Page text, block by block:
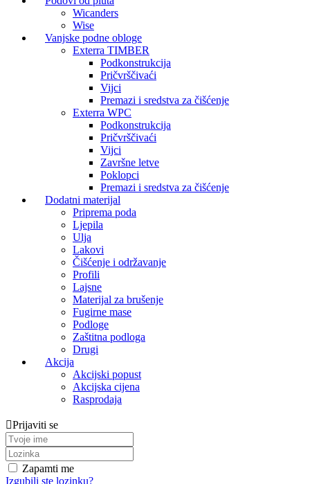
Wicanders
Wise
Vanjske podne obloge
Exterra TIMBER
Podkonstrukcija
Pričvrščivaći
Vijci
Premazi i sredstva za čišćenje
Exterra WPC
Podkonstrukcija
Pričvrščivaći
Vijci
Završne letve
Poklopci
Premazi i sredstva za čišćenje
Dodatni materijal
Priprema poda
Ljepila
Ulja
Lakovi
Čišćenje i održavanje
Profili
Lajsne
Materijal za brušenje
Fugirne mase
Podloge
Zaštitna podloga
Drugi
Akcija
Akcijski popust
Akcijska cijena
Rasprodaja
Prijaviti se
Zapamti me
Izgubili ste lozinku?